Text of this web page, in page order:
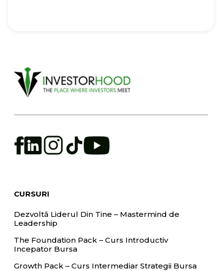
CURSURI
Dezvoltă Liderul Din Tine – Mastermind de
Leadership
The Foundation Pack – Curs Introductiv
Incepator Bursa
Growth Pack – Curs Intermediar Strategii Bursa